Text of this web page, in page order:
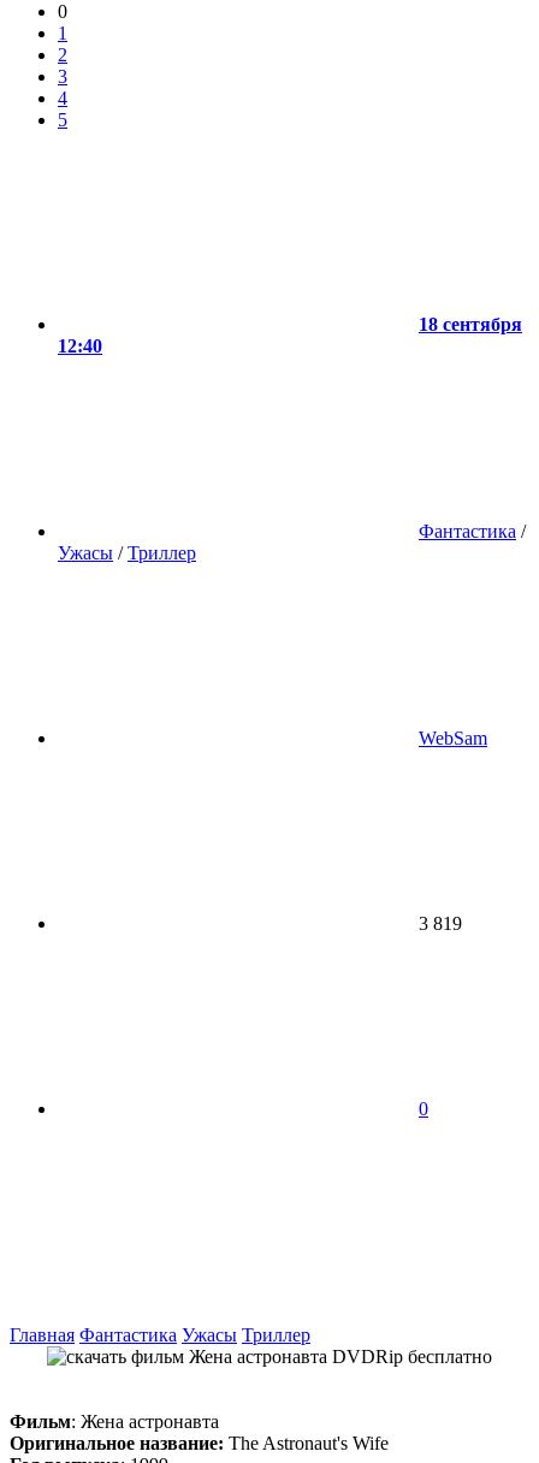
0
1
2
3
4
5
18 сентября
12:40
Фантастика /
Ужасы /Триллер
WebSam
3 819
0
Главная Фантастика Ужасы Триллер
Фильм: Жена астронавта
Оригинальное название: The Astronaut's Wife